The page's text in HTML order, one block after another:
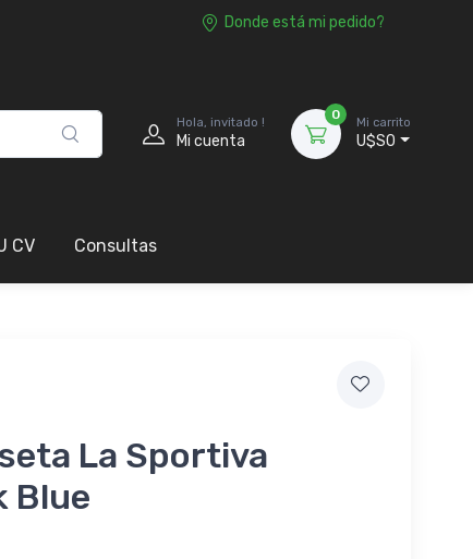
Donde está mi pedido?
Hola, invitado !
Mi cuenta
0
Mi carrito
U$S0
CV Consultas
La Sportiva
Blue